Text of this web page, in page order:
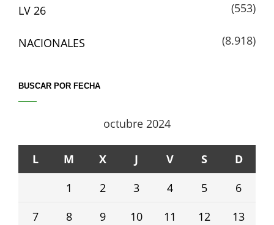
LV 26 (553)
NACIONALES (8.918)
BUSCAR POR FECHA
octubre 2024
L M X J V S
D
1
2 3 4 5
6
7
8 9 10 11 12
13